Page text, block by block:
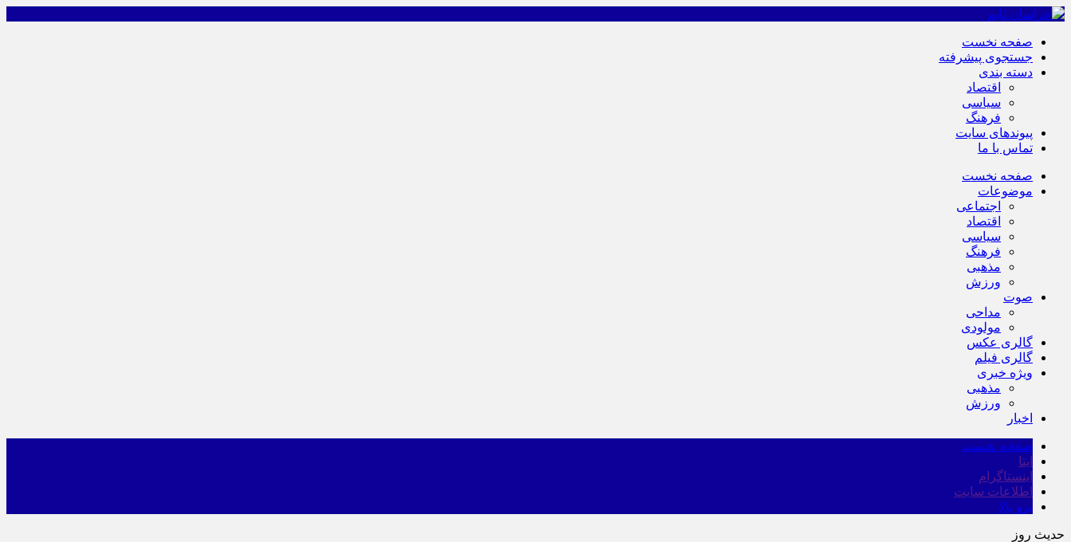
صفحه نخست
جستجوی پیشرفته
دسته بندی
اقتصاد
سیاسی
فرهنگ
پیوندهای سایت
تماس با ما
صفحه نخست
موضوعات
اجتماعی
اقتصاد
سیاسی
فرهنگ
مذهبی
ورزش
صوت
مداحی
مولودی
گالری عکس
گالری فیلم
ویژه خبری
مذهبی
ورزش
اخبار
صفحه نخست
ایتا
اینستاگرام
اطلاعات سایت
برو بالا
حدیث روز